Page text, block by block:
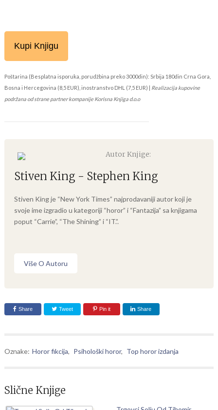
Kupi Knjigu
Poštarina (Besplatna isporuka, porudžbina preko 3000din): Srbija 180din Crna Gora,
Bosna i Hercegovina (8,5 EUR), inostranstvo DHL (7,5 EUR) | Realizacija kupovine
podržana od strane partner kompanije Korisna Knjiga d.o.o
Autor Knjige:
Stiven King - Stephen King
Stiven King je “New York Times” najprodavaniji autor koji je
svoje ime izgradio u kategoriji “horor” i “Fantazija” sa knjigama
poput “Carrie”, “The Shining” i “IT.”.
Više O Autoru
Share Tweet Pin it Share
Oznake: Horor fikcija, Psihološki horor, Top horor izdanja
Slične Knjige